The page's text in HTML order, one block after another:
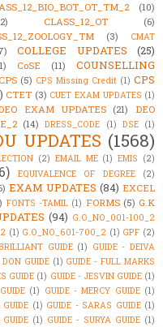
(10)
CLASS_12_OT
(6)
(3)
CMAT
COLLEGE UPDATES (25)
CoSE (11)
COUNSELLING
(5) CPS Missing Credit (1) CPS
CTET (3) CUET EXAM UPDATES (1)
EXAM UPDATES (21)
DEO
(14) DRESS_CODE (1) DSE (1)
UPDATES (1568)
(2) EMAIL ME (1) EMIS (2)
EQUIVALENCE OF DEGREE (2)
EXAM UPDATES (84) EXCEL
FONTS -TAMIL (1) FORMS (5) G.K
(94) G.O_NO_001-100_2
(1) G.O_NO_601-700_2 (1) GPF (2)
GUIDE (1) GUIDE - DEIVA
GUIDE (1) GUIDE - FULL MARKS
GUIDE (1) GUIDE - JESVIN GUIDE (1)
(1) GUIDE - MERCY GUIDE (1)
GUIDE (1) GUIDE - SARAS GUIDE (1)
(1) GUIDE - SURYA GUIDE (1)